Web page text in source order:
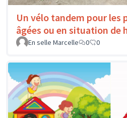
Un vélo tandem pour les
âgées ou en situation de
En selle Marcelle
0 0